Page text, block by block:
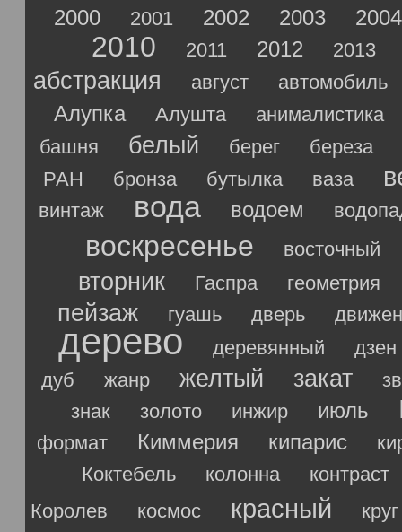
2000 2001 2002 2003 2004
2010 2011 2012 2013
абстракция август автомобиль
Алупка Алушта
анималистика
башня
белый берег
береза
РАН
бронза бутылка ваза
винтаж вода водоем
воскресенье восточный
вторник Гаспра геометрия
пейзаж гуашь дверь
дерево деревянный
дзен
дуб
жанр желтый закат
знак
золото инжир июль
формат Киммерия кипарис
Коктебель
колонна
контраст
Королев
космос красный
круг